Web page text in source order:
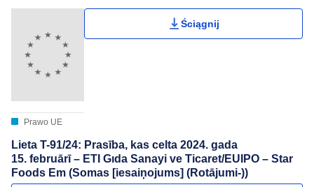
Prawo UE
Ściągnij
Lieta T-91/24: Prasība, kas celta 2024. gada
15. februārī – ETI Gıda Sanayi ve Ticaret/EUIPO – Star
Foods Em (Somas [iesaiņojums] (Rotājumi-))